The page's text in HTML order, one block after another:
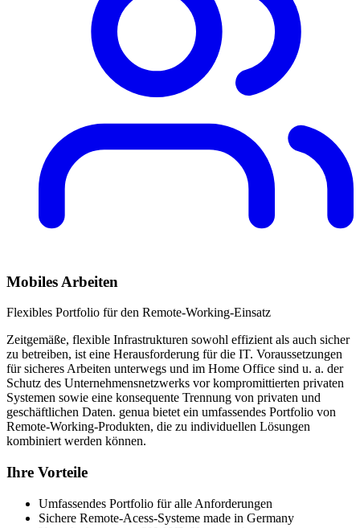
Mobiles Arbeiten
Flexibles Portfolio für den Remote-Working-Einsatz
Zeitgemäße, flexible Infrastrukturen sowohl effizient als auch sicher
zu betreiben, ist eine Herausforderung für die IT. Voraussetzungen
für sicheres Arbeiten unterwegs und im Home Office sind u. a. der
Schutz des Unternehmensnetzwerks vor kompromittierten privaten
Systemen sowie eine konsequente Trennung von privaten und
geschäftlichen Daten. genua bietet ein umfassendes Portfolio von
Remote-Working-Produkten, die zu individuellen Lösungen
kombiniert werden können.
Ihre Vorteile
Umfassendes Portfolio für alle Anforderungen
Sichere Remote-Acess-Systeme made in Germany